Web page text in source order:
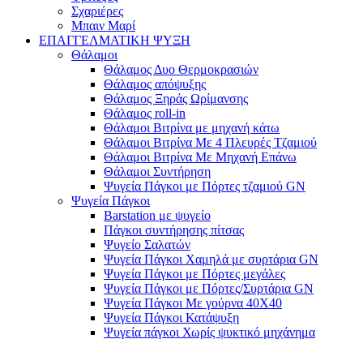
Σχαριέρες
Μπαιν Μαρί
ΕΠΑΓΓΕΛΜΑΤΙΚΗ ΨΥΞΗ
Θάλαμοι
Θάλαμος Δυο Θερμοκρασιών
Θάλαμος απόψυξης
Θάλαμος Ξηράς Ωρίμανσης
Θάλαμος roll-in
Θάλαμοι Βιτρίνα με μηχανή κάτω
Θάλαμοι Βιτρίνα Με 4 Πλευρές Τζαμιού
Θάλαμοι Βιτρίνα Με Μηχανή Επάνω
Θάλαμοι Συντήρηση
Ψυγεία Πάγκοι με Πόρτες τζαμιού GN
Ψυγεία Πάγκοι
Barstation με ψυγείο
Πάγκοι συντήρησης πίτσας
Ψυγείο Σαλατών
Ψυγεία Πάγκοι Χαμηλά με συρτάρια GN
Ψυγεία Πάγκοι με Πόρτες μεγάλες
Ψυγεία Πάγκοι με Πόρτες/Συρτάρια GN
Ψυγεία Πάγκοι Με γούρνα 40Χ40
Ψυγεία Πάγκοι Κατάψυξη
Ψυγεία πάγκοι Χωρίς ψυκτικό μηχάνημα